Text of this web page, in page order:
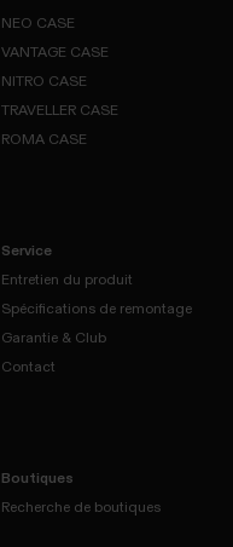
PIONEER
NEO CASE
NEO
VANTAGE CASE
VANTAGE
NITRO CASE
NITRO
TRAVELLER CASE
ROMA CASE
Service
Entretien du produit
Spécifications de remontage
Garantie & Club
Contact
Boutiques
Recherche de boutiques